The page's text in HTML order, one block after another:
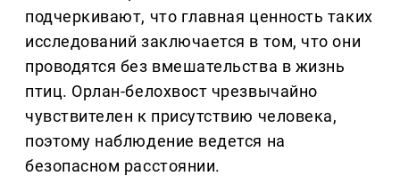
подчеркивают, что главная ценность таких
исследований заключается в том, что они
проводятся без вмешательства в жизнь
птиц. Орлан-белохвост чрезвычайно
чувствителен к присутствию человека,
поэтому наблюдение ведется на
безопасном расстоянии.